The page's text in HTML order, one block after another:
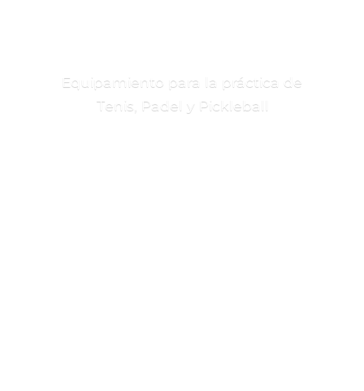
Equipamiento para la práctica de
Tenis, Padel
y Pickleball